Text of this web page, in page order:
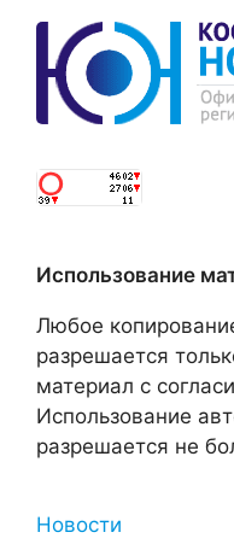
Использование
Любое
разрешается
материал с
Использование
разрешается не
Новости